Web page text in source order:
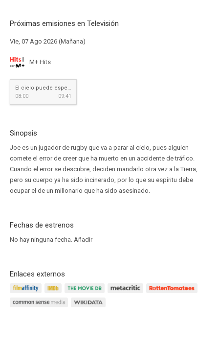
Próximas emisiones en Televisión
Vie, 07 Ago 2026 (Mañana)
M+ Hits
El cielo puede esperar
08:00
09:41
Sinopsis
Joe es un jugador de rugby que va a parar al cielo, pues alguien
comete el error de creer que ha muerto en un accidente de tráfico.
Cuando el error se descubre, deciden mandarlo otra vez a la Tierra,
pero su cuerpo ya ha sido incinerado, por lo que su espíritu debe
ocupar el de un millonario que ha sido asesinado.
Fechas de estrenos
No hay ninguna fecha. Añadir
Enlaces externos